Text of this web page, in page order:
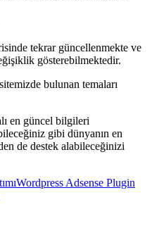
tekrar güncellenmekte ve
gösterebilmektedir.
bulunan temaları
en güncel bilgileri
gibi dünyanın en
de destek alabileceğinizi
Wordpress Adsense Plugin